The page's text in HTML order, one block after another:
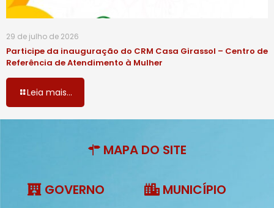
29 de julho de 2026
Participe da inauguração do CRM Casa Girassol – Centro de
Referência de Atendimento à Mulher
Leia mais...
MAPA DO SITE
GOVERNO MUNICÍPIO